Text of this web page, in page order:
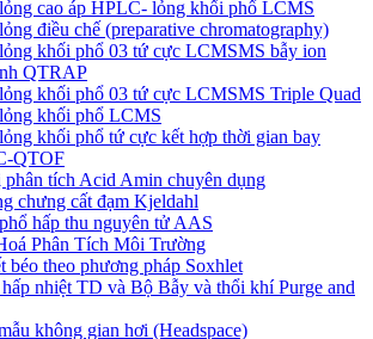
cao áp HPLC- lỏng khối phổ LCMS
điều chế (preparative chromatography)
khối phổ 03 tứ cực LCMSMS bẫy ion
QTRAP
khối phổ 03 tứ cực LCMSMS Triple Quad
khối phổ LCMS
khối phổ tứ cực kết hợp thời gian bay
QTOF
phân tích Acid Amin chuyên dụng
chưng cất đạm Kjeldahl
hấp thu nguyên tử AAS
Phân Tích Môi Trường
béo theo phương pháp Soxhlet
nhiệt TD và Bộ Bẫy và thổi khí Purge and
không gian hơi (Headspace)